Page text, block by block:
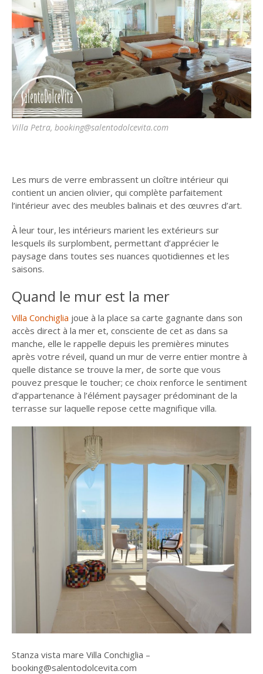
Villa Petra, booking@salentodolcevita.com
Les murs de verre embrassent un cloître intérieur qui
contient un ancien olivier, qui complète parfaitement
l’intérieur avec des meubles balinais et des œuvres d’art.
À leur tour, les intérieurs marient les extérieurs sur
lesquels ils surplombent, permettant d’apprécier le
paysage dans toutes ses nuances quotidiennes et les
saisons.
Quand le mur est la mer
Villa Conchiglia joue à la place sa carte gagnante dans son
accès direct à la mer et, consciente de cet as dans sa
manche, elle le rappelle depuis les premières minutes
après votre réveil, quand un mur de verre entier montre à
quelle distance se trouve la mer, de sorte que vous
pouvez presque le toucher; ce choix renforce le sentiment
d’appartenance à l’élément paysager prédominant de la
terrasse sur laquelle repose cette magnifique villa.
Stanza vista mare Villa Conchiglia –
booking@salentodolcevita.com